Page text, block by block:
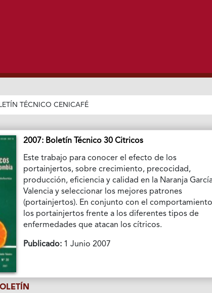
TÉCNICO CENICAFÉ
2007: Boletín Técnico 30 Citricos
Este trabajo para conocer el efecto de los
portainjertos, sobre crecimiento, precocidad,
producción, eficiencia y calidad en la Naranja
Valencia y seleccionar los mejores patrones
(portainjertos). En conjunto con el
los portainjertos frente a los diferentes tipos de
enfermedades que atacan los cítricos.
Publicado: 1 Junio 2007